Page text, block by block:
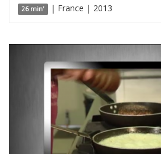
26 min' | France | 2013